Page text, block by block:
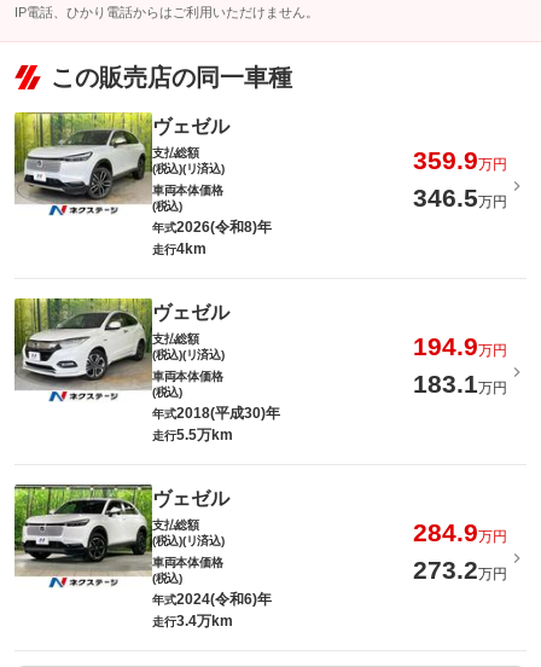
IP電話、ひかり電話からはご利用いただけません。
この販売店の同一車種
ヴェゼル
支払総額
(税込)(リ済込)
359.9万円
車両本体価格
(税込)
346.5万円
年式2026(令和8)年
走行4km
ヴェゼル
支払総額
(税込)(リ済込)
194.9万円
車両本体価格
(税込)
183.1万円
年式2018(平成30)年
走行5.5万km
ヴェゼル
支払総額
(税込)(リ済込)
284.9万円
車両本体価格
(税込)
273.2万円
年式2024(令和6)年
走行3.4万km